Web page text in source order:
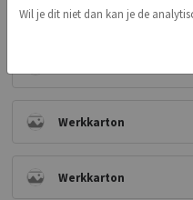
Glas
Werkkarton
Werkkarton
Wil je dit niet dan kan je de